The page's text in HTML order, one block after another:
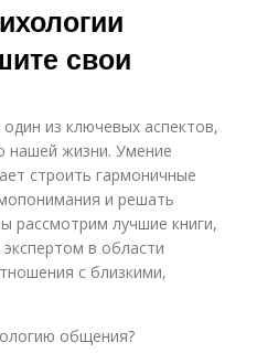
свои
из ключевых аспектов,
нашей жизни. Умение
строить гармоничные
и решать
рассмотрим лучшие книги,
в области
с близкими,
общения?